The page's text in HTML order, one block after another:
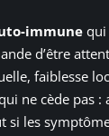
immune qui
d’être
faiblesse
ne cède pas :
si les